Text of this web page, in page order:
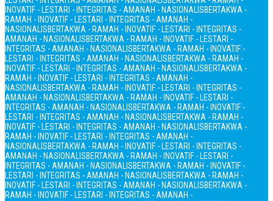
INOVATIF - LESTARI - INTEGRITAS - AMANAH - NASIONALISBERTAKWA -
RAMAH - INOVATIF - LESTARI - INTEGRITAS - AMANAH -
NASIONALISBERTAKWA - RAMAH - INOVATIF - LESTARI - INTEGRITAS -
AMANAH - NASIONALISBERTAKWA - RAMAH - INOVATIF - LESTARI -
INTEGRITAS - AMANAH - NASIONALISBERTAKWA - RAMAH - INOVATIF -
LESTARI - INTEGRITAS - AMANAH - NASIONALISBERTAKWA - RAMAH -
INOVATIF - LESTARI - INTEGRITAS - AMANAH - NASIONALISBERTAKWA -
RAMAH - INOVATIF - LESTARI - INTEGRITAS - AMANAH -
NASIONALISBERTAKWA - RAMAH - INOVATIF - LESTARI - INTEGRITAS -
AMANAH - NASIONALISBERTAKWA - RAMAH - INOVATIF - LESTARI -
INTEGRITAS - AMANAH - NASIONALISBERTAKWA - RAMAH - INOVATIF -
LESTARI - INTEGRITAS - AMANAH - NASIONALISBERTAKWA - RAMAH -
INOVATIF - LESTARI - INTEGRITAS - AMANAH - NASIONALISBERTAKWA -
RAMAH - INOVATIF - LESTARI - INTEGRITAS - AMANAH -
NASIONALISBERTAKWA - RAMAH - INOVATIF - LESTARI - INTEGRITAS -
AMANAH - NASIONALISBERTAKWA - RAMAH - INOVATIF - LESTARI -
INTEGRITAS - AMANAH - NASIONALISBERTAKWA - RAMAH - INOVATIF -
LESTARI - INTEGRITAS - AMANAH - NASIONALISBERTAKWA - RAMAH -
INOVATIF - LESTARI - INTEGRITAS - AMANAH - NASIONALISBERTAKWA -
RAMAH - INOVATIF - LESTARI - INTEGRITAS - AMANAH -